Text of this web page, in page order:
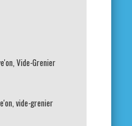
, Vide-Grenier
, vide-grenier